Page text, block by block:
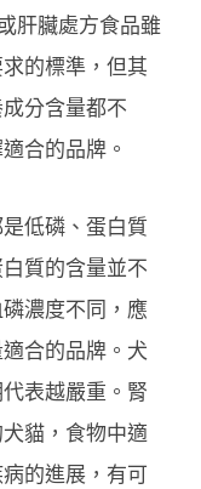
肝臟處方食品雖
的標準，但其
分含量都不
合的品牌。
低磷、蛋白質
質的含量並不
濃度不同，應
合的品牌。犬
表越嚴重。腎
貓，食物中適
的進展，有可